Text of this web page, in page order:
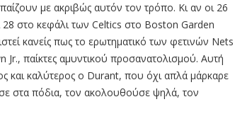
με ακριβώς αυτόν τον τρόπο. Κι αν οι 26
στο κεφάλι των Celtics στο Boston Garden
κανείς πως το ερωτηματικό των φετινών Nets
παίκτες αμυντικού προσανατολισμού. Αυτή
και καλύτερος ο Durant, που όχι απλά μάρκαρε
στα πόδια, τον ακολουθούσε ψηλά, τον